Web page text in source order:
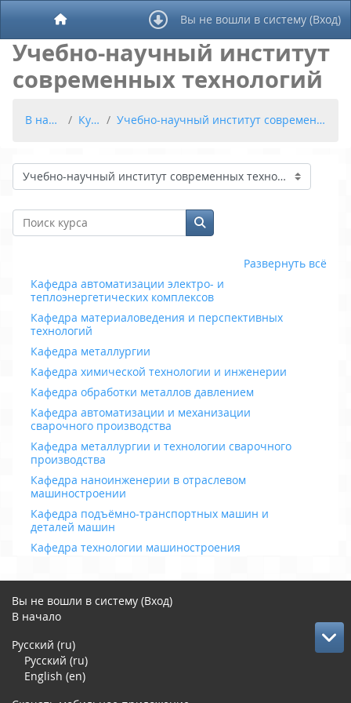
Перейти к основному содержанию
В начало Вы не вошли в систему (Вход)
Учебно-научный институт
современных технологий
В начало Курсы Учебно-научный институт современных технологий
Категории курсов
Поиск курса
Поиск курса
Развернуть всё
Кафедра автоматизации электро- и
теплоэнергетических комплексов
Кафедра материаловедения и перспективных
технологий
Кафедра металлургии
Кафедра химической технологии и инженерии
Кафедра обработки металлов давлением
Кафедра автоматизации и механизации
сварочного производства
Кафедра металлургии и технологии сварочного
производства
Кафедра наноинженерии в отраслевом
машиностроении
Кафедра подъёмно-транспортных машин и
деталей машин
Кафедра технологии машиностроения
Вы не вошли в систему (Вход)
В начало
Русский ‎(ru)‎
Русский ‎(ru)‎
English ‎(en)‎